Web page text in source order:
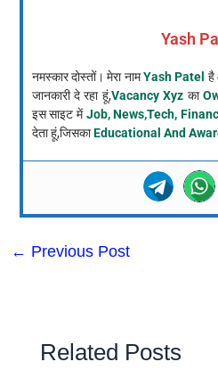
Yash
नमस्कार दोस्तों। मेरा नामYash Patel है
जानकारी दे रहा हूं,Vacancy Xyz का
इस साइट मेंJob, News,Tech,
देता हूं,जिसकाEducational And
← Previous Post
Related Posts